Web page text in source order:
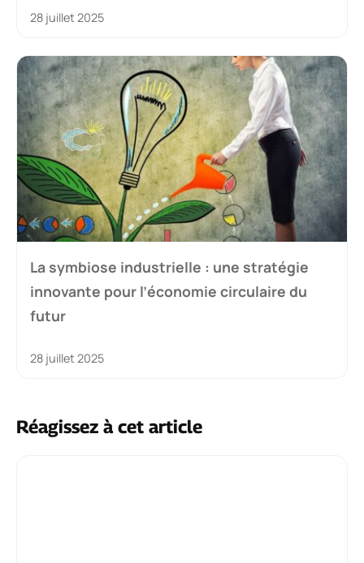
28 juillet 2025
La symbiose industrielle : une stratégie
innovante pour l’économie circulaire du
futur
28 juillet 2025
Réagissez à cet article